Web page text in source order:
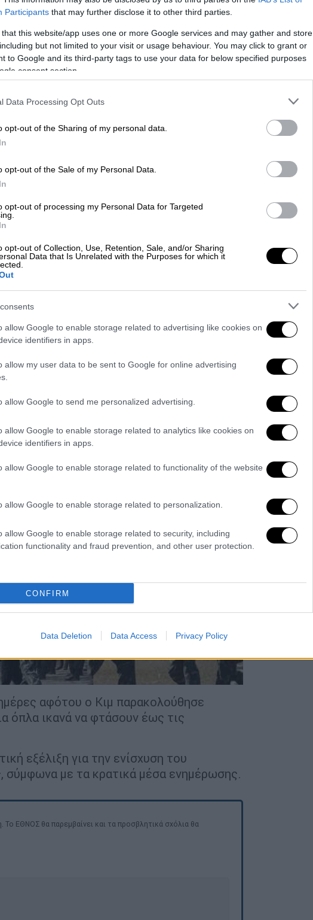
Participants that may further disclose it to other third parties.
that this website/app uses one or more Google services and may gather and store
but not limited to your visit or usage behaviour. You may click to grant or
to Google and its third-party tags to use your data for below specified purposes
consent section.
Data Processing Opt Outs
opt-out of the Sharing of my personal data.
opt-out of the Sale of my Personal Data.
opt-out of processing my Personal Data for Targeted
opt-out of Collection, Use, Retention, Sale, and/or Sharing
Data that Is Unrelated with the Purposes for which it
allow Google to enable storage related to advertising like cookies on
identifiers in apps.
allow my user data to be sent to Google for online advertising
allow Google to send me personalized advertising.
allow Google to enable storage related to analytics like cookies on
identifiers in apps.
allow Google to enable storage related to functionality of the website
allow Google to enable storage related to personalization.
allow Google to enable storage related to security, including
functionality and fraud prevention, and other user protection.
CONFIRM
Data Deletion Data Access Privacy Policy
εκτελεί ακόμη και τούμπα στον αέρα.
από την αίθουσα χορού στον Λευκό
με δύναμη ένα ξύλινο ραβδί πάνω σε
δύο, ενώ η «μάχη» συνεχιζόταν. Σε άλλο
πλάκες σκυροδέματος πάνω στην
έσπαγε με βαριοπούλα.
φτυάρια ή χτυπούσαν με βαριοπούλες
τους, επιδεικνύοντας αντοχή στον
καρέκλα πίσω από ξύλινο τραπέζι,
γύρω του να γελούν με τις
οι στρατιώτες συγκεντρώθηκαν γύρω από
και πανηγύριζαν, βγάζοντας
αφότου ο Κιμ παρακολούθησε
όπλα ικανά να φτάσουν έως τις
εξέλιξη για την ενίσχυση του
σύμφωνα με τα κρατικά μέσα ενημέρωσης.
ΕΘΝΟΣ θα παρεμβαίνει και τα προσβλητικά σχόλια θα